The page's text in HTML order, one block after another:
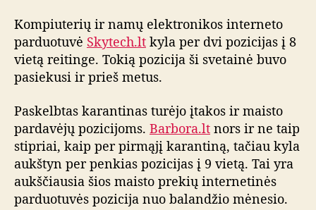
r
d
u
v
i
ų
r
e
i
Kompiuterių ir namų elektronikos interneto
parduotuvė Skytech.lt kyla per dvi pozicijas į 8
vietą reitinge. Tokią pozicija ši svetainė buvo
pasiekusi ir prieš metus.
Paskelbtas karantinas turėjo įtakos ir maisto
pardavėjų pozicijoms. Barbora.lt nors ir ne taip
stipriai, kaip per pirmąjį karantiną, tačiau kyla
aukštyn per penkias pozicijas į 9 vietą. Tai yra
aukščiausia šios maisto prekių internetinės
parduotuvės pozicija nuo balandžio mėnesio.